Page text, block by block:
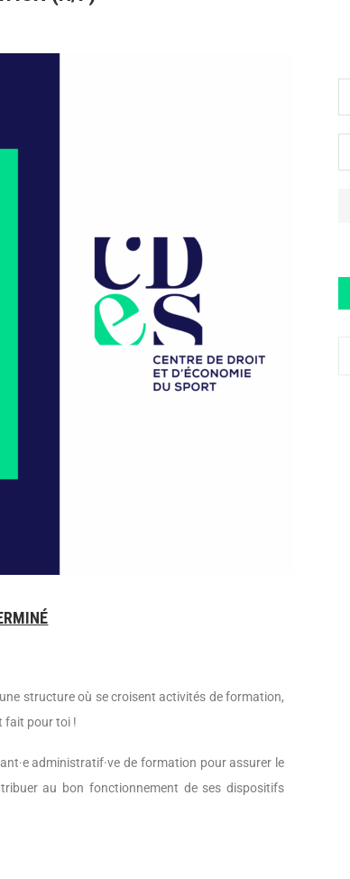
structure où se croisent activités de formation,
fait pour toi !
administratif·ve de formation pour assurer le
au bon fonctionnement de ses dispositifs